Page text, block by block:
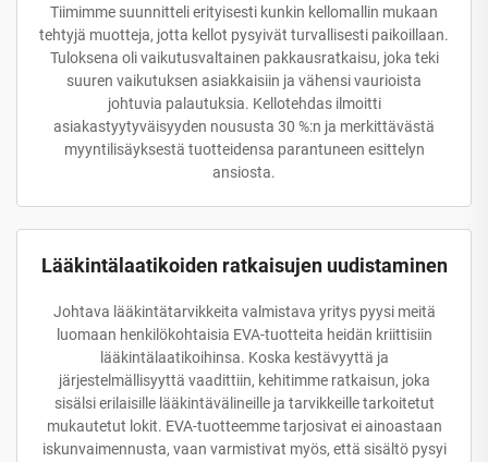
Tiimimme suunnitteli erityisesti kunkin kellomallin mukaan
tehtyjä muotteja, jotta kellot pysyivät turvallisesti paikoillaan.
Tuloksena oli vaikutusvaltainen pakkausratkaisu, joka teki
suuren vaikutuksen asiakkaisiin ja vähensi vaurioista
johtuvia palautuksia. Kellotehdas ilmoitti
asiakastyytyväisyyden noususta 30 %:n ja merkittävästä
myyntilisäyksestä tuotteidensa parantuneen esittelyn
ansiosta.
Lääkintälaatikoiden ratkaisujen uudistaminen
Johtava lääkintätarvikkeita valmistava yritys pyysi meitä
luomaan henkilökohtaisia EVA-tuotteita heidän kriittisiin
lääkintälaatikoihinsa. Koska kestävyyttä ja
järjestelmällisyyttä vaadittiin, kehitimme ratkaisun, joka
sisälsi erilaisille lääkintävälineille ja tarvikkeille tarkoitetut
mukautetut lokit. EVA-tuotteemme tarjosivat ei ainoastaan
iskunvaimennusta, vaan varmistivat myös, että sisältö pysyi